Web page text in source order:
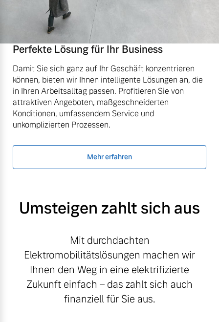
Perfekte Lösung für Ihr Business
Damit Sie sich ganz auf Ihr Geschäft konzentrieren
können, bieten wir Ihnen intelligente Lösungen an, die
in Ihren Arbeitsalltag passen. Profitieren Sie von
attraktiven Angeboten, maßgeschneiderten
Konditionen, umfassendem Service und
unkomplizierten Prozessen.
Mehr erfahren
Umsteigen zahlt sich aus
Mit durchdachten
Elektromobilitätslösungen machen wir
Ihnen den Weg in eine elektrifizierte
Zukunft einfach – das zahlt sich auch
finanziell für Sie aus.